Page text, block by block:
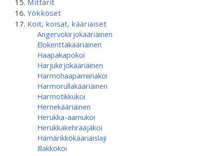
Mittarit
Yökköset
Koit, koisat, kääriäiset
Angervokirjokääriäinen
Elokenttäkääriäinen
Haapakapokoi
Harjukirjokääriäinen
Harmohaapamiinakoi
Harmorullakääriäinen
Harmotikkukoi
Hernekääriäinen
Herukka-aamukoi
Herukkakehrääjäkoi
Hämärikkökääriäislaji
Illakkokoi